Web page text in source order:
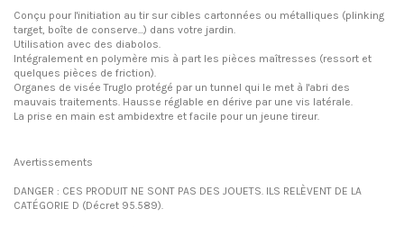
Conçu pour l'initiation au tir sur cibles cartonnées ou métalliques (plinking
target, boîte de conserve...) dans votre jardin.
Utilisation avec des diabolos.
Intégralement en polymère mis à part les pièces maîtresses (ressort et
quelques pièces de friction).
Organes de visée Truglo protégé par un tunnel qui le met à l'abri des
mauvais traitements. Hausse réglable en dérive par une vis latérale.
La prise en main est ambidextre et facile pour un jeune tireur.
Avertissements
DANGER : CES PRODUIT NE SONT PAS DES JOUETS. ILS RELÈVENT DE LA
CATÉGORIE D (Décret 95.589).